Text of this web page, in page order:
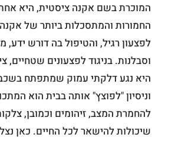
המוכרת בשם אקנה ציסטית, היא
החמורות והמתסכלות ביותר של
לפצעון רגיל, והטיפול בה דורש ידע,
וסבלנות. בניגוד לפצעונים שטחיים,
היא נגע דלקתי עמוק שמתפתח
וניסיון "לפוצץ" אותה בבית הוא
להחמרת המצב, זיהומים וכמובן,
שיכולות להישאר לכל החיים. כאן